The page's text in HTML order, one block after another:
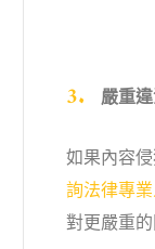
嚴重
如果內容
詢法律專
對更嚴重